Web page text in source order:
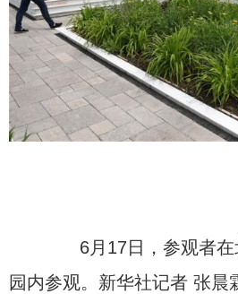
6月17日，参观者在
园内参观。新华社记者 张晨